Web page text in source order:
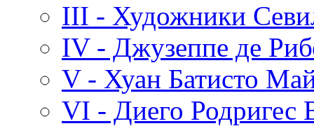
III - Художники
IV - Джузеппе де
V - Хуан Батисто
VI - Диего Родригес